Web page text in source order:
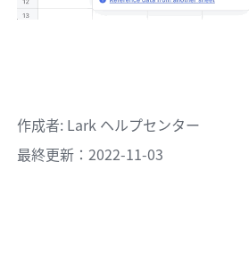
作成者: Lark ヘルプセンター
最終更新：2022-11-03